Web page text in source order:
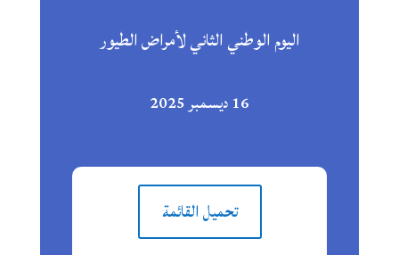
اليوم الوطني الثاني لأمراض الطيور
16 ديسمبر 2025
تحميل القائمة